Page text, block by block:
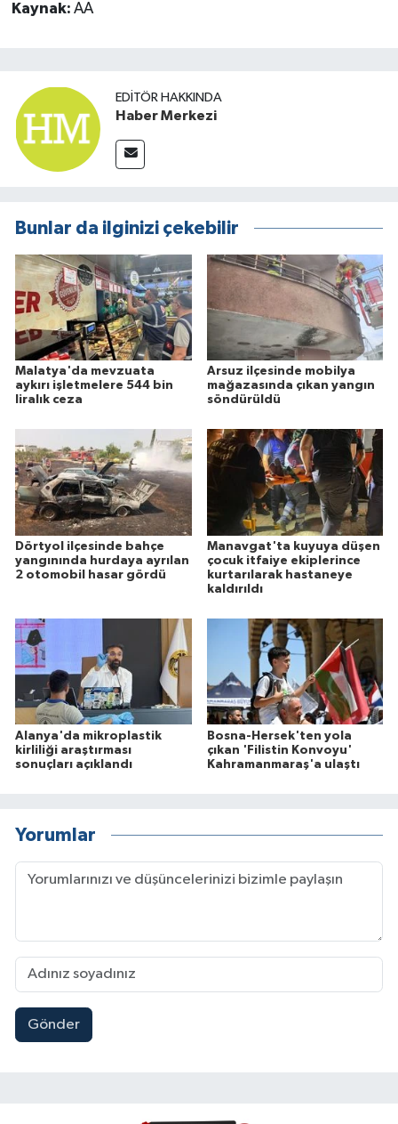
Kaynak: AA
EDITÖR HAKKINDA
Haber Merkezi
Bunlar da ilginizi çekebilir
Malatya'da mevzuata
aykırı işletmelere 544 bin
liralık ceza
Arsuz ilçesinde mobilya
mağazasında çıkan yangın
söndürüldü
Dörtyol ilçesinde bahçe
yangınında hurdaya ayrılan
2 otomobil hasar gördü
Manavgat'ta kuyuya düşen
çocuk itfaiye ekiplerince
kurtarılarak hastaneye
kaldırıldı
Alanya'da mikroplastik
kirliliği araştırması
sonuçları açıklandı
Bosna-Hersek'ten yola
çıkan 'Filistin Konvoyu'
Kahramanmaraş'a ulaştı
Yorumlar
Gönder